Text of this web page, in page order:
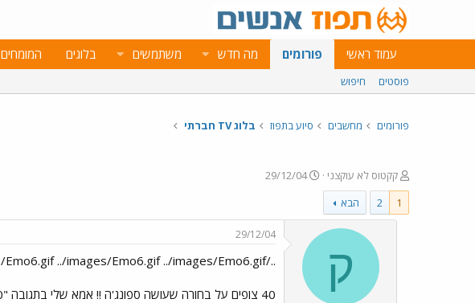
עמוד ראשי פורומים מה חדש משתמשים בלוגים המומחים
פוסטים חיפוש
פורומים מחשבים סיוע בתפוז בלוג TV חברתי
פ
ו
ת
ח
קקטוס לא עוקצני
פ
ס
ב
ת
א
ר
29/12/04
1
2 הבא
ק
29/12/04
../images/Emo6.gif ../images/Emo6.gif ../images/Emo6.gif
40 צופים על בחורה שעושה ספונג'ה !! אמא שלי בתגובה "50 שנה אני מנקה את הבית כלב אחד לא מיסתכל עליי"